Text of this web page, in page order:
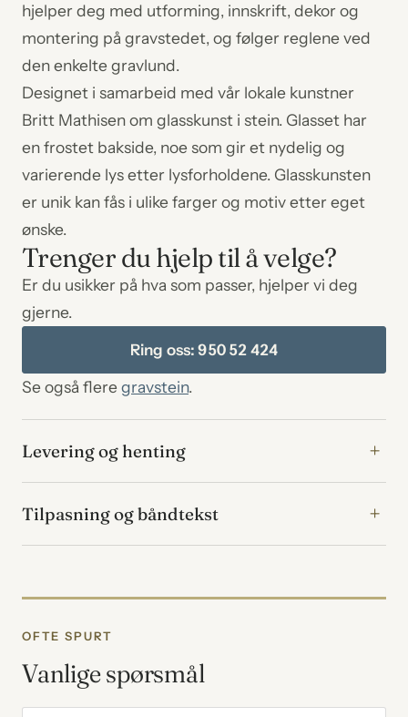
hjelper deg med utforming, innskrift, dekor og
montering på gravstedet, og følger reglene ved
den enkelte gravlund.
Designet i samarbeid med vår lokale kunstner
Britt Mathisen om glasskunst i stein. Glasset har
en frostet bakside, noe som gir et nydelig og
varierende lys etter lysforholdene. Glasskunsten
er unik kan fås i ulike farger og motiv etter eget
ønske.
Trenger du hjelp til å velge?
Er du usikker på hva som passer, hjelper vi deg
gjerne.
Ring oss: 950 52 424
Se også fleregravstein.
Levering og henting
Tilpasning og båndtekst
OFTE SPURT
Vanlige spørsmål